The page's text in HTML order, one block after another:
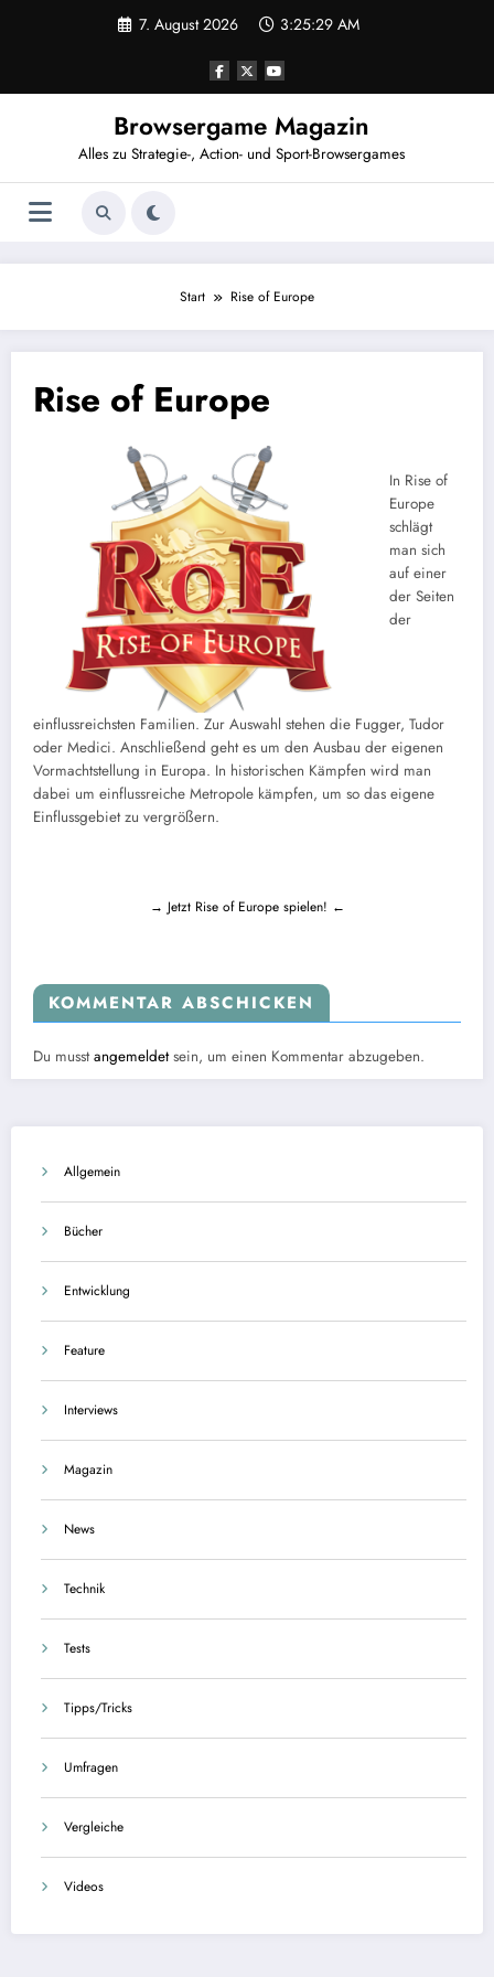
7. August 2026 3:25:29 AM
Browsergame Magazin
Alles zu Strategie-, Action- und Sport-Browsergames
Start Rise of Europe
Rise of Europe
In Rise of
Europe
schlägt
man sich
auf einer
der Seiten
der
einflussreichsten Familien. Zur Auswahl stehen die Fugger, Tudor
oder Medici. Anschließend geht es um den Ausbau der eigenen
Vormachtstellung in Europa. In historischen Kämpfen wird man
dabei um einflussreiche Metropole kämpfen, um so das eigene
Einflussgebiet zu vergrößern.
→ Jetzt Rise of Europe spielen! ←
KOMMENTAR ABSCHICKEN
Du musstangemeldetsein, um einen Kommentar abzugeben.
Allgemein
Bücher
Entwicklung
Feature
Interviews
Magazin
News
Technik
Tests
Tipps/Tricks
Umfragen
Vergleiche
Videos